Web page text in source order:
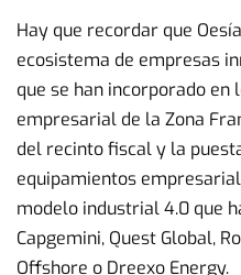
Hay que recordar que
ecosistema de empresas
que se han incorporado
empresarial de la Zona
del recinto fiscal y la
equipamientos
modelo industrial 4.0 que
Capgemini, Quest Global,
Offshore o Dreexo Energy.